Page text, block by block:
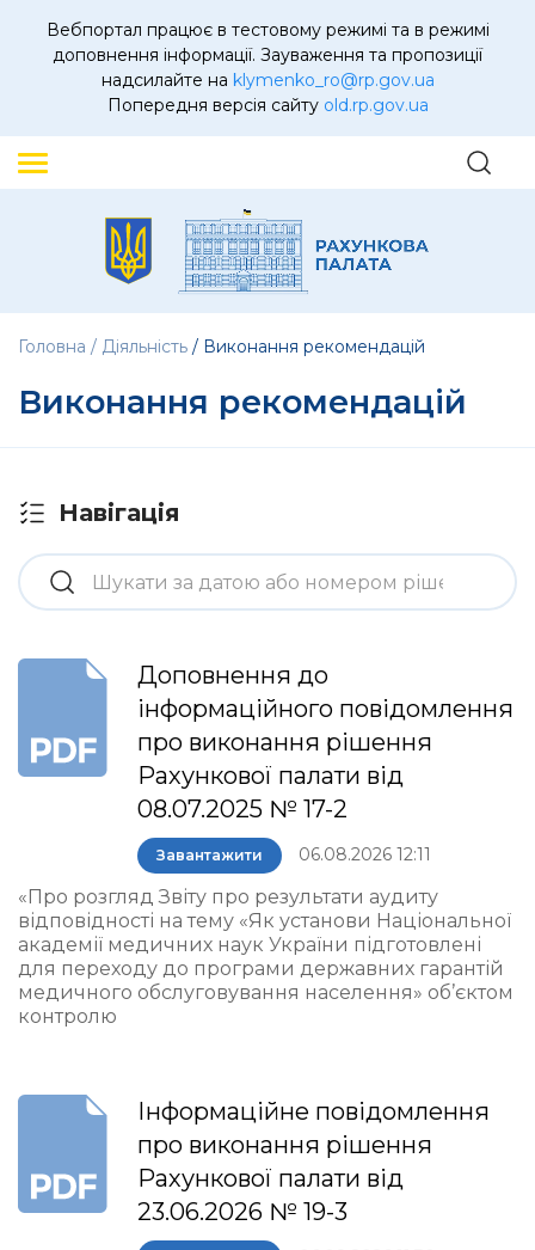
Вебпортал працює в тестовому режимі та в режимі
доповнення інформації. Зауваження та пропозиції
надсилайте на klymenko_ro@rp.gov.ua
Попередня версія сайту old.rp.gov.ua
Головна Діяльність Виконання рекомендацій
Виконання рекомендацій
Навігація
Доповнення до
інформаційного повідомлення
про виконання рішення
Рахункової палати від
08.07.2025 № 17-2
Завантажити 06.08.2026 12:11
«Про розгляд Звіту про результати аудиту
відповідності на тему «Як установи Національної
академії медичних наук України підготовлені
для переходу до програми державних гарантій
медичного обслуговування населення» об’єктом
контролю
Інформаційне повідомлення
про виконання рішення
Рахункової палати від
23.06.2026 № 19-3